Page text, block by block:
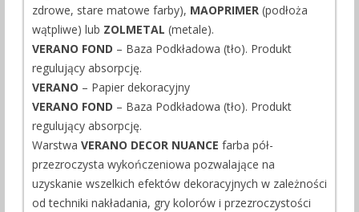
zdrowe, stare matowe farby), MAOPRIMER (podłoża
wątpliwe) lub ZOLMETAL (metale).
VERANO FOND – Baza Podkładowa (tło). Produkt
regulujący absorpcję.
VERANO – Papier dekoracyjny
VERANO FOND – Baza Podkładowa (tło). Produkt
regulujący absorpcję.
Warstwa VERANO DECOR NUANCE farba pół-
przezroczysta wykończeniowa pozwalające na
uzyskanie wszelkich efektów dekoracyjnych w zależności
od techniki nakładania, gry kolorów i przezroczystości